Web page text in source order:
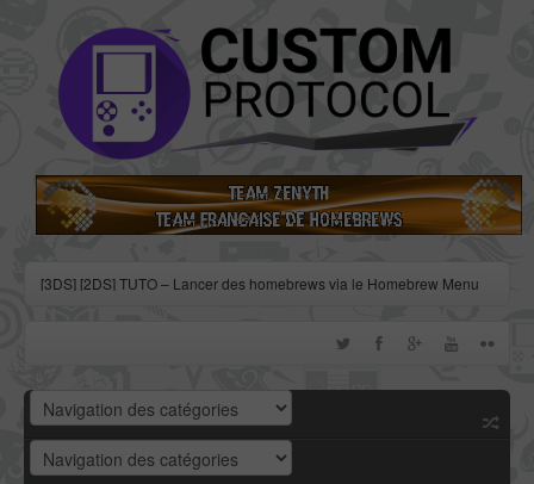
[3DS] [2DS] TUTO – Lancer des homebrews via le Homebrew Menu
[3DS] [2DS] TUTO - Utiliser l’exploit BannerBomb3 pour obtenir un
[3DS] [2DS] TUTO – Obtenir sa clé « movable.sed » de chiffrage
DSiWare via Seedminer
[Vita] Firmware 3.71 : et un nouveau firmware inutile, un !